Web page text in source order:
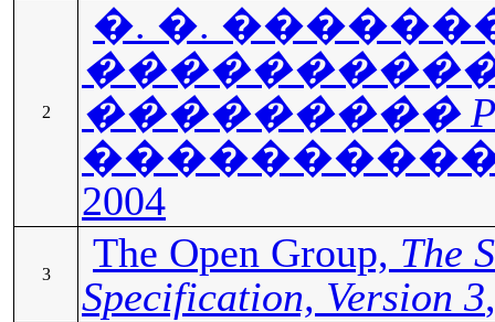
2
�. �.
���������
2004
3 The Open Group, The
Specification, Version 3